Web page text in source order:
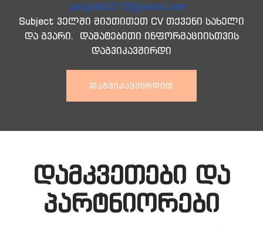
poligloti2012@yahoo.com
Subject ველში მიუთითეთ CV თქვენი სახელი
და გვარი. დამატებითი ინფორმაციისთვის
დაგვიკავშირდი
ᲓᲐᲒᲕᲘᲙᲐᲕᲨᲘᲠᲓᲘᲗ
დამკვეთები და
პარტნიორები